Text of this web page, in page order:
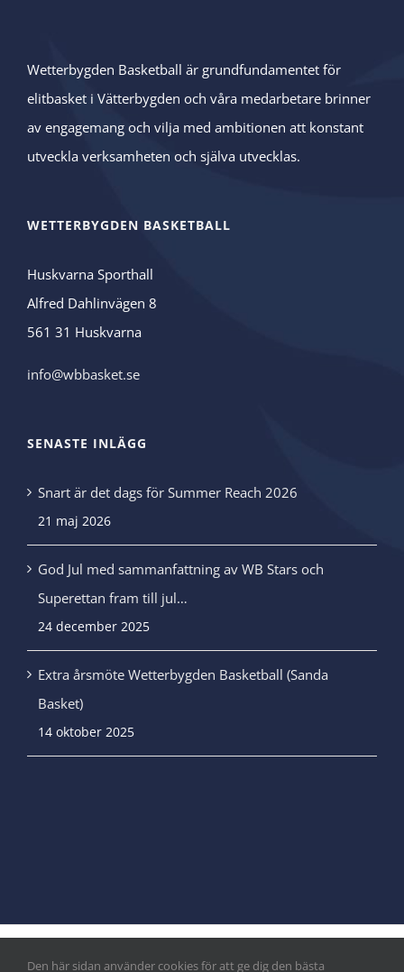
Wetterbygden Basketball är grundfundamentet för
elitbasket i Vätterbygden och våra medarbetare brinner
av engagemang och vilja med ambitionen att konstant
utveckla verksamheten och själva utvecklas.
WETTERBYGDEN BASKETBALL
Huskvarna Sporthall
Alfred Dahlinvägen 8
561 31 Huskvarna
info@wbbasket.se
SENASTE INLÄGG
Snart är det dags för Summer Reach 2026
21 maj 2026
God Jul med sammanfattning av WB Stars och
Superettan fram till jul…
24 december 2025
Extra årsmöte Wetterbygden Basketball (Sanda
Basket)
14 oktober 2025
© Copyright|Integritetspolicy&Cookiepolicy| Alla rättigheter
Den här sidan använder cookies för att ge dig den bästa